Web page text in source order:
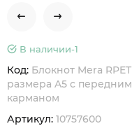
В наличии-1
Код: Блокнот Mera RPET
размера A5 с передним
карманом
Артикул: 10757600